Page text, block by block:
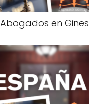
Abogados en Gines